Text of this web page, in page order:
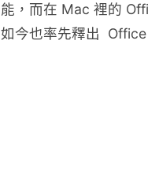
能，而在 Mac 裡的
如今也率先釋出